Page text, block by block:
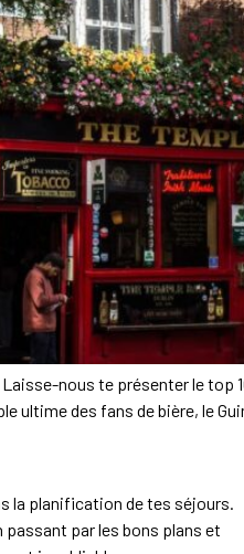
nous te présenter le
ultime des fans de bière, le
la planification de tes séjours.
par les bons plans et